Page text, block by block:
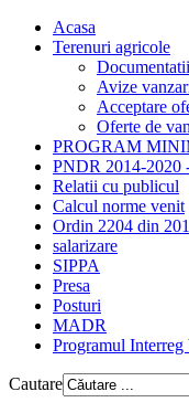
Acasa
Terenuri agricole
Avize
Acceptare
Oferte de
PROGRAM
PNDR 2014-2020
Relatii cu publicul
Calcul norme venit
Ordin 2204 din
salarizare
SIPPA
Presa
Posturi
MADR
Programul
Cautare